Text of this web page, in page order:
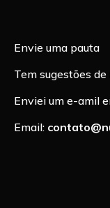
Envie uma pauta
Tem sugestões
Enviei um e-amil
Email: